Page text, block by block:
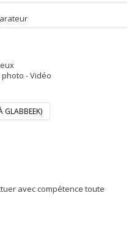
- Vidéo
GLABBEEK)
avec compétence toute